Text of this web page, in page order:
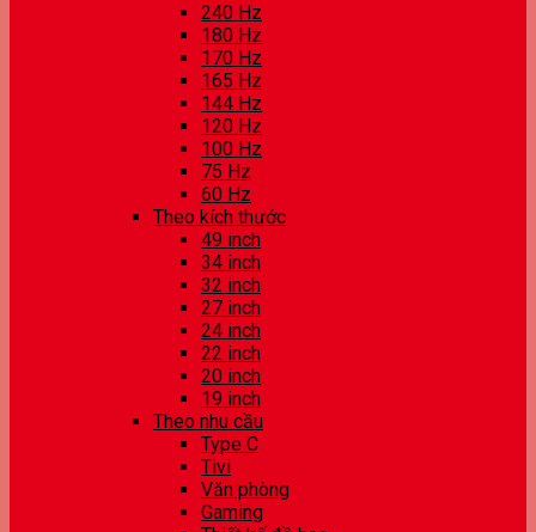
240 Hz
180 Hz
170 Hz
165 Hz
144 Hz
120 Hz
100 Hz
75 Hz
60 Hz
Theo kích thước
49 inch
34 inch
32 inch
27 inch
24 inch
22 inch
20 inch
19 inch
Theo nhu cầu
Type C
Tivi
Văn phòng
Gaming